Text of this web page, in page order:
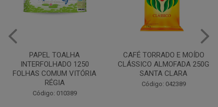
CAFÉ TORRADO E MOÍDO
CLÁSSICO ALMOFADA 250G
SANTA CLARA
Código: 042389
Copo Plástico Branco 180ml
Pacote c/100 - Cristalcopo
Código: 031413